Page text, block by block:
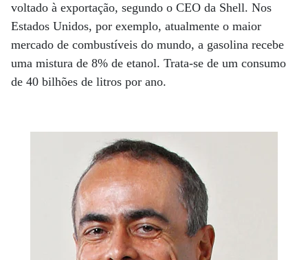
voltado à exportação, segundo o CEO da Shell. Nos
Estados Unidos, por exemplo, atualmente o maior
mercado de combustíveis do mundo, a gasolina recebe
uma mistura de 8% de etanol. Trata-se de um consumo
de 40 bilhões de litros por ano.